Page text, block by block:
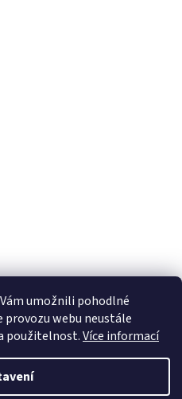
umožnili pohodlné
provozu webu neustále
použitelnost.Více informací
HLEDAT
Shoptet